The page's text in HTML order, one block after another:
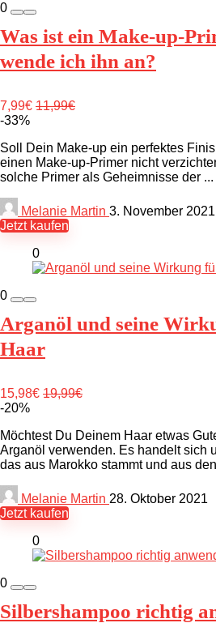
0
Was ist ein Make-up-
wende ich ihn an?
7,99€ 11,99€
-33%
Soll Dein Make-up ein perfektes
einen Make-up-Primer nicht
solche Primer als Geheimnisse der ...
Melanie Martin 3. November 2021
Jetzt kaufen
0
0
Arganöl und seine
Haar
15,98€ 19,99€
-20%
Möchtest Du Deinem Haar etwas
Arganöl verwenden. Es handelt sich
das aus Marokko stammt und aus
Melanie Martin 28. Oktober 2021
Jetzt kaufen
0
0
Silbershampoo richtig